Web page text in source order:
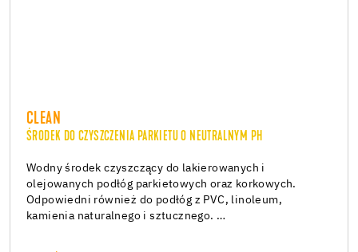
CLEAN
ŚRODEK DO CZYSZCZENIA PARKIETU O NEUTRALNYM PH
Wodny środek czyszczący do lakierowanych i
olejowanych podłóg parkietowych oraz korkowych.
Odpowiedni również do podłóg z PVC, linoleum,
kamienia naturalnego i sztucznego. …